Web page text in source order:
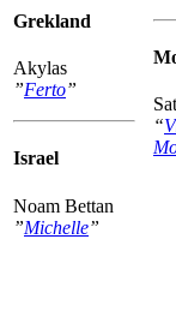
Grekland
Akylas
”Ferto”
Israel
Noam Bettan
”Michelle”
“